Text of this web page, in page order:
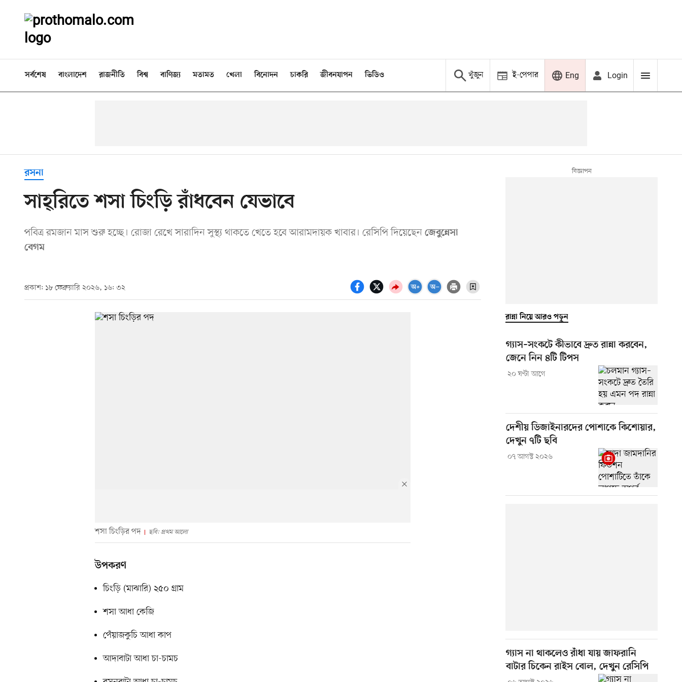
সর্বশেষ বাংলাদেশ রাজনীতি বিশ্ব বাণিজ্য মতামত খেলা বিনোদন চাকরি জীবনযাপন ভিডিও খুঁজুন ই-পেপার Eng Login
রসনা
সাহ্‌রিতে শসা চিংড়ি রাঁধবেন যেভাবে
পবিত্র রমজান মাস শুরু হচ্ছে। রোজা রেখে সারাদিন সুস্থ্য থাকতে খেতে হবে আরামদায়ক খাবার। রেসিপি দিয়েছেন জেবুন্নেসা
বেগম
প্রকাশ: ১৮ ফেব্রুয়ারি ২০২৬, ১৬: ৩২
শসা চিংড়ির পদ ছবি: প্রথম আলো
উপকরণ
চিংড়ি (মাঝারি) ২৫০ গ্রাম
শসা আধা কেজি
পেঁয়াজকুচি আধা কাপ
আদাবাটা আধা চা-চামচ
রান্না নিয়ে আরও পড়ুন
গ্যাস–সংকটে কীভাবে দ্রুত রান্না করবেন,
জেনে নিন ৪টি টিপস
২০ ঘণ্টা আগে
দেশীয় ডিজাইনারদের পোশাকে কিশোয়ার,
দেখুন ৭টি ছবি
০৭ আগস্ট ২০২৬
গ্যাস না থাকলেও রাঁধা যায় জাফরানি
বাটার চিকেন রাইস বোল, দেখুন রেসিপি